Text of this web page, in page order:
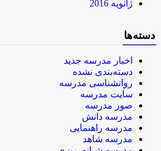
ژانویه 2016
دسته‌ها
اخبار مدرسه جدید
دسته‌بندی نشده
روانشناسی مدرسه
سایت مدرسه
صور مدرسه
مدرسه دانش
مدرسه راهنمایی
مدرسه شاهد